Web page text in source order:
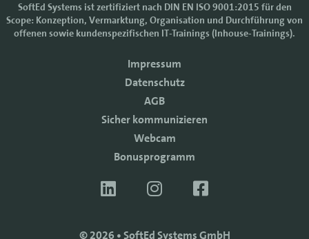
SoftEd Systems ist zertifiziert nach DIN EN ISO 9001:2015 für den
Scope: Konzeption, Vermarktung, Organisation und Durchführung von
offenen sowie kundenspezifischen IT-Trainings (Inhouse-Trainings).
© 2026 • SoftEd Systems GmbH
Impressum
Datenschutz
AGB
Sicher kommunizieren
Webcam
Bonusprogramm
Cookie-Einstellungen
verbessern. Manche Cookies sind notwendig, damit unsere Website
funktioniert. Mit anderen Cookies können wir die Zugriffe auf die
Mit einem Klick auf "Zustimmen" akzeptieren sie diese Verarbeitung
und auch die Weitergabe Ihrer Daten an Drittanbieter. Die Daten
werden für Analysen genutzt. Weitere Informationen, auch zur
Sie können die Verwendung von Cookies